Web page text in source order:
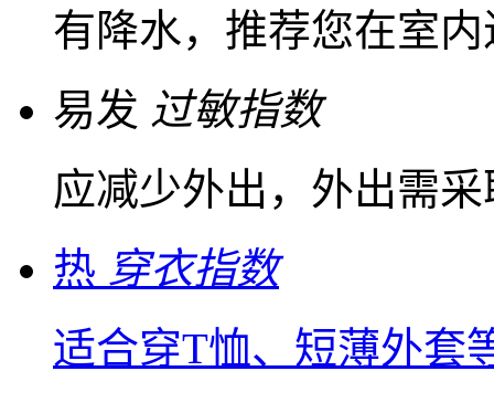
有降水，推荐您在室
易发 过敏指数
应减少外出，外出需
热 穿衣指数
适合穿T恤、短薄外套